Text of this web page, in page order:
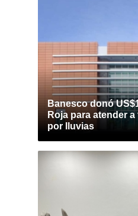
Banesco donó
Roja para atender
por lluvias